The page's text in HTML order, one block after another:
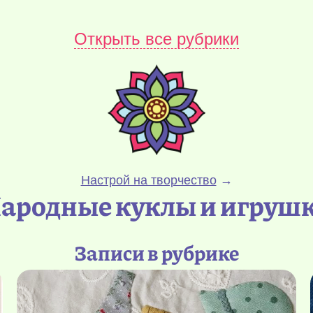
Открыть все рубрики
Настрой на творчество→
куклы и
Записи в рубрике